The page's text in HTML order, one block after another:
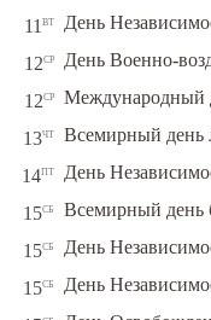
11 вт День
12ср День Военно-
12ср Международный
13чт Всемирный день
14пт День
15сб Всемирный день
15сб День
15сб День